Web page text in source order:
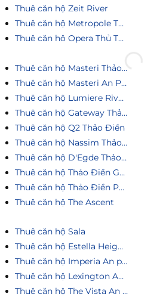
Thuê căn hộ Zeit River
Thuê căn hộ Metropole Thủ Thiêm
Thuê căn hô Opera Thủ Thiêm
Thuê căn hộ Masteri Thảo Điền
Thuê căn hộ Masteri An Phú
Thuê căn hộ Lumiere Riverside
Thuê căn hộ Gateway Thảo Điền
Thuê căn hộ Q2 Thảo Điền
Thuê căn hộ Nassim Thảo Điền
Thuê căn hộ D'Egde Thảo Điền
Thuê căn hộ Thảo Điền Green
Thuê căn hộ Thảo Điền Pearl
Thuê căn hộ The Ascent
Thuê căn hộ Sala
Thuê căn hộ Estella Heights
Thuê căn hộ Imperia An phú
Thuê căn hộ Lexington An Phú
Thuê căn hộ The Vista An Phú